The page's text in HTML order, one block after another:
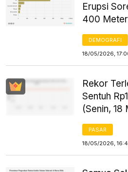
Erupsi
400
DEMOGRAFI
18/05/2026,
Rekor
Sentuh
(Senin, 18
PASAR
18/05/2026,